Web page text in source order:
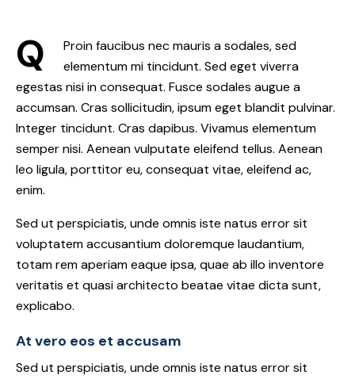
Q
Proin faucibus nec mauris a sodales, sed
elementum mi tincidunt. Sed eget viverra
egestas nisi in consequat. Fusce sodales augue a
accumsan. Cras sollicitudin, ipsum eget blandit pulvinar.
Integer tincidunt. Cras dapibus. Vivamus elementum
semper nisi. Aenean vulputate eleifend tellus. Aenean
leo ligula, porttitor eu, consequat vitae, eleifend ac,
enim.
Sed ut perspiciatis, unde omnis iste natus error sit
voluptatem accusantium doloremque laudantium,
totam rem aperiam eaque ipsa, quae ab illo inventore
veritatis et quasi architecto beatae vitae dicta sunt,
explicabo.
At vero eos et accusam
Sed ut perspiciatis, unde omnis iste natus error sit